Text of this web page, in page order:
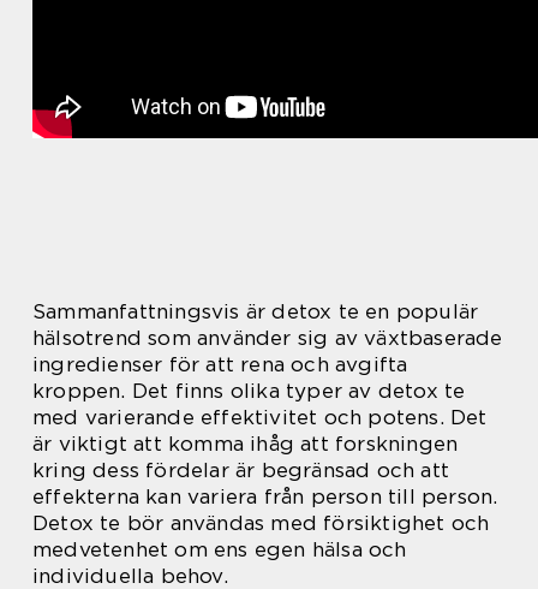
Sammanfattningsvis är detox te en populär
hälsotrend som använder sig av växtbaserade
ingredienser för att rena och avgifta
kroppen. Det finns olika typer av detox te
med varierande effektivitet och potens. Det
är viktigt att komma ihåg att forskningen
kring dess fördelar är begränsad och att
effekterna kan variera från person till person.
Detox te bör användas med försiktighet och
medvetenhet om ens egen hälsa och
individuella behov.